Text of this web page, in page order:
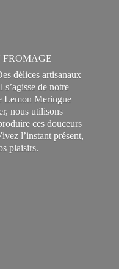
délices artisanaux
de notre
Lemon Meringue
nous utilisons
ces douceurs
l’instant présent,
plaisirs.